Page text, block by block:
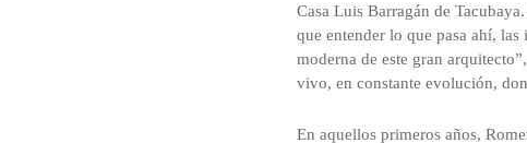
Casa Luis Barragán de
que entender lo que pasa ahí,
moderna de este gran
vivo, en constante evolución,
En aquellos primeros años,